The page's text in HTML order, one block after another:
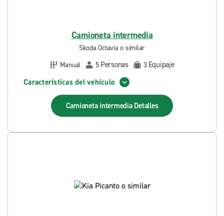
Camioneta intermedia
Skoda Octavia o similar
Manual
5 Personas 3 Equipaje
Características del vehículo
Camioneta intermedia Detalles